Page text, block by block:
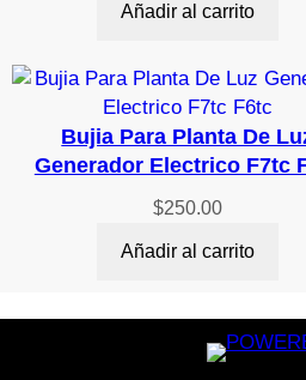
Añadir al carrito
Bujia Para Planta De
Generador Electrico F7tc
$250.00
Añadir al carrito